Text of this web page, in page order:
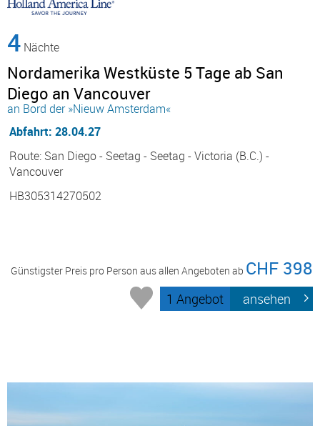
4 Nächte
Nordamerika Westküste 5 Tage ab San
Diego an Vancouver
an Bord der »Nieuw Amsterdam«
Abfahrt: 28.04.27
Route: San Diego - Seetag - Seetag - Victoria (B.C.) -
Vancouver
HB305314270502
Günstigster Preis pro Person aus allen Angeboten ab CHF 398
1 Angebot ansehen